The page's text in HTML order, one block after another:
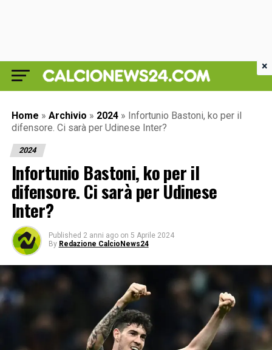
Home » Archivio » 2024 » Infortunio Bastoni, ko per il
difensore. Ci sarà per Udinese Inter?
2024
Infortunio Bastoni, ko per il
difensore. Ci sarà per Udinese
Inter?
Published 2 anni ago on 5 Aprile 2024
By Redazione CalcioNews24
×